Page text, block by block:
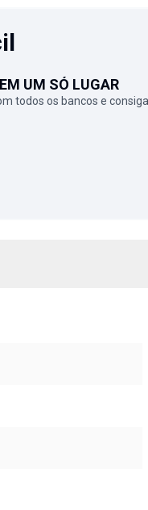
UM SÓ LUGAR
todos os bancos e